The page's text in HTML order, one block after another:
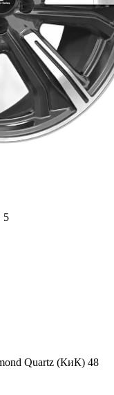
5
Quartz (КиК) 48